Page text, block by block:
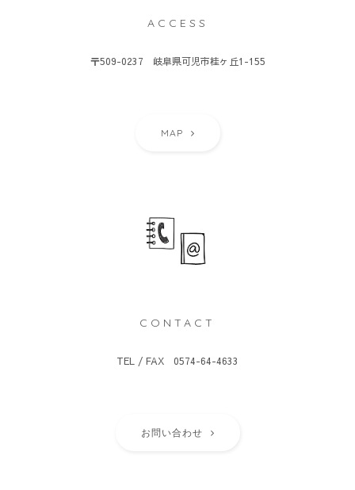
ACCESS
〒509-0237 岐阜県可児市桂ヶ丘1-155
MAP
CONTACT
TEL / FAX 0574-64-4633
お問い合わせ